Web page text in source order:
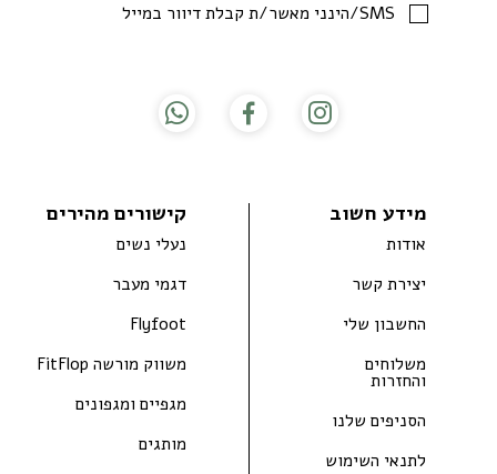
מידע חשוב
אודות
יצירת קשר
החשבון שלי
משלוחים
והחזרות
הסניפים שלנו
לתנאי השימוש
קישורים מהירים
נעלי נשים
דגמי מעבר
Flyfoot
משווק מורשה FitFlop
מגפיים ומגפונים
מותגים
SMS/הינני מאשר/ת קבלת דיוור במייל